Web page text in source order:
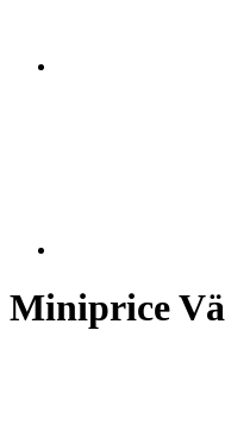
Miniprice